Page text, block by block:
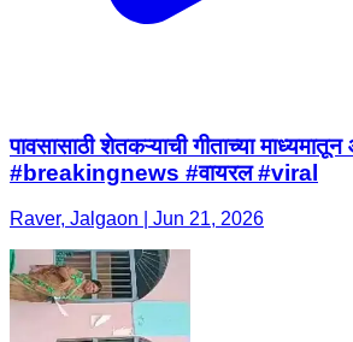
पावसासाठी शेतकऱ्याची गीताच्या
#breakingnews #वायरल #viral
Raver, Jalgaon | Jun 21, 2026